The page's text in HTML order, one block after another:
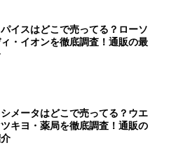
イスはどこで売ってる？ローソ
・イオンを徹底調査！通販の最
メータはどこで売ってる？ウエ
キヨ・薬局を徹底調査！通販の